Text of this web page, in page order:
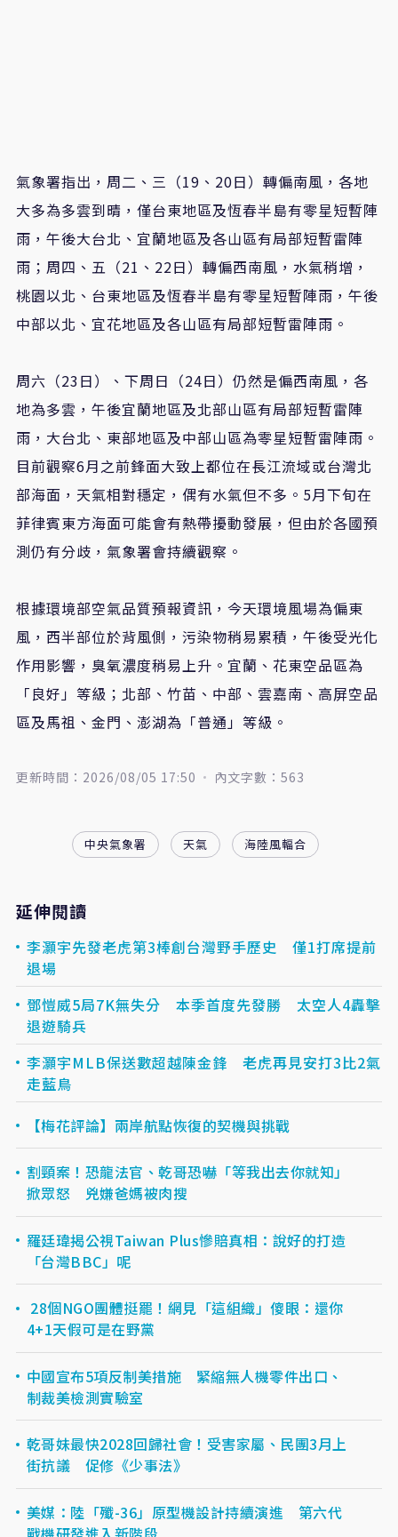
氣象署指出，周二、三（19、20日）轉偏南風，各地
大多為多雲到晴，僅台東地區及恆春半島有零星短暫陣
雨，午後大台北、宜蘭地區及各山區有局部短暫雷陣
雨；周四、五（21、22日）轉偏西南風，水氣稍增，
桃園以北、台東地區及恆春半島有零星短暫陣雨，午後
中部以北、宜花地區及各山區有局部短暫雷陣雨。
周六（23日）、下周日（24日）仍然是偏西南風，各
地為多雲，午後宜蘭地區及北部山區有局部短暫雷陣
雨，大台北、東部地區及中部山區為零星短暫雷陣雨。
目前觀察6月之前鋒面大致上都位在長江流域或台灣北
部海面，天氣相對穩定，偶有水氣但不多。5月下旬在
菲律賓東方海面可能會有熱帶擾動發展，但由於各國預
測仍有分歧，氣象署會持續觀察。
根據環境部空氣品質預報資訊，今天環境風場為偏東
風，西半部位於背風側，污染物稍易累積，午後受光化
作用影響，臭氧濃度稍易上升。宜蘭、花東空品區為
「良好」等級；北部、竹苗、中部、雲嘉南、高屏空品
區及馬祖、金門、澎湖為「普通」等級。
更新時間：2026/08/05 17:50 內文字數：563
中央氣象署 天氣 海陸風輻合
延伸閱讀
李灝宇先發老虎第3棒創台灣野手歷史 僅1打席提前
退場
鄧愷威5局7K無失分 本季首度先發勝 太空人4轟擊
退遊騎兵
李灝宇MLB保送數超越陳金鋒 老虎再見安打3比2氣
走藍鳥
【梅花評論】兩岸航點恢復的契機與挑戰
割頸案！恐龍法官、乾哥恐嚇「等我出去你就知」
掀眾怒 兇嫌爸媽被肉搜
羅廷瑋揭公視Taiwan Plus慘賠真相：說好的打造
「台灣BBC」呢
28個NGO團體挺罷！網見「這組織」傻眼：還你
4+1天假可是在野黨
中國宣布5項反制美措施 緊縮無人機零件出口、
制裁美檢測實驗室
乾哥妹最快2028回歸社會！受害家屬、民團3月上
街抗議 促修《少事法》
美媒：陸「殲-36」原型機設計持續演進 第六代